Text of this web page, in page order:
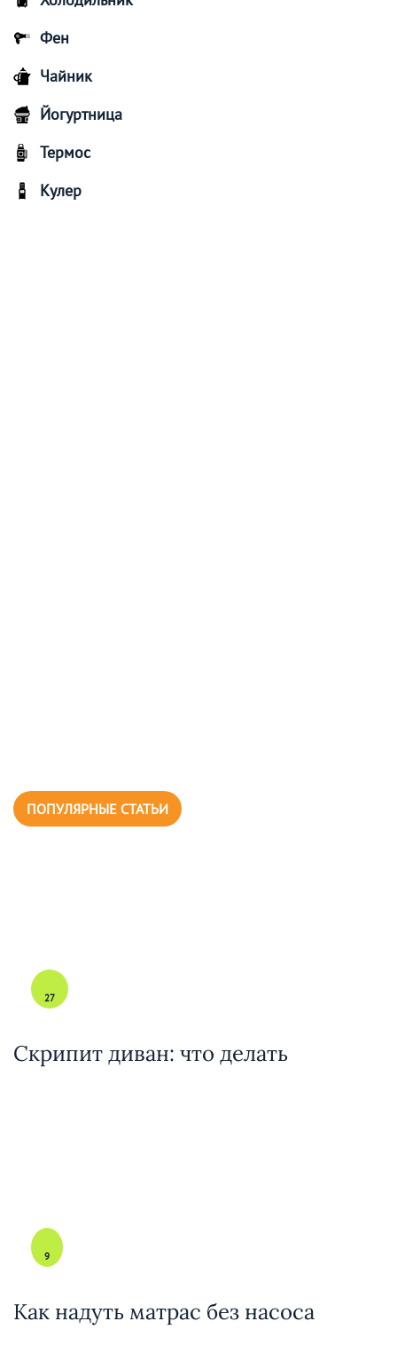
Фен
Чайник
Йогуртница
Термос
Кулер
ПОПУЛЯРНЫЕ СТАТЬИ
27
Скрипит диван: что делать
9
Как надуть матрас без насоса